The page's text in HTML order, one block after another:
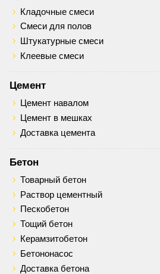
Кладочные смеси
Смеси для полов
Штукатурные смеси
Клеевые смеси
Цемент
Цемент навалом
Цемент в мешках
Доставка цемента
Бетон
Товарный бетон
Раствор цементный
Пескобетон
Тощий бетон
Керамзитобетон
Бетононасос
Доставка бетона